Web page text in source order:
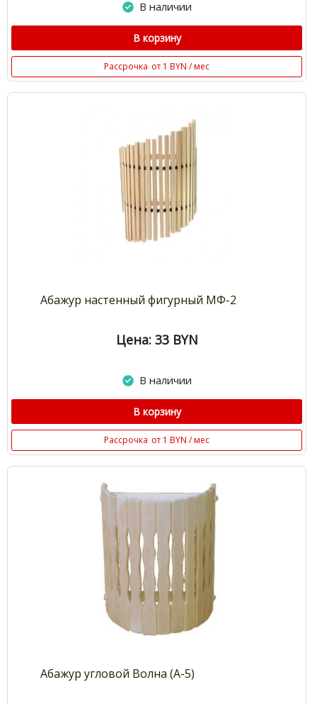
В наличии
В корзину
Рассрочка от 1 BYN / мес
Абажур настенный фигурный МФ-2
Цена: 33 BYN
В наличии
В корзину
Рассрочка от 1 BYN / мес
Абажур угловой Волна (А-5)